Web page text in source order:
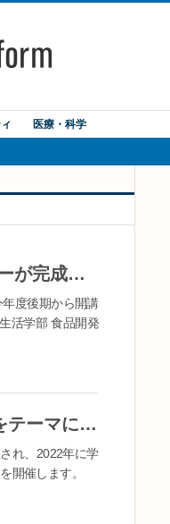
医療・科学
食品開発学科の学生がプロデュース 大学オリジナルのキッチンカーが完成！学内限定で運用スタート -- 十文字学園女子大学
度後期から開講
活学部 食品開発
【十文字学園創立100周年記念講演】「多様な個が輝く新時代へ」をテーマに講演会を開催、同志社大学初の女性学長 植木朝子氏を講演者に迎える
れ、2022年に学
を開催します。